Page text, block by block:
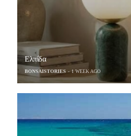
Ελπίδα
BONSAISTORIES 1 WEEK AGO